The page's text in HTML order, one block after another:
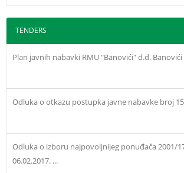
TENDERS
Plan javnih nabavki RMU "Banovići" d.d. Banovići
Odluka o otkazu postupka javne nabavke broj
Odluka o izboru najpovoljnijeg ponuđača 2001/
06.02.2017. ...